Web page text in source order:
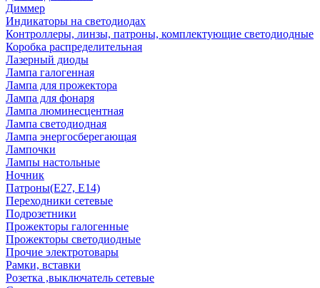
Диммер
Индикаторы на светодиодах
Контроллеры, линзы, патроны, комплектующие светодиодные
Коробка распределительная
Лазерный диоды
Лампа галогенная
Лампа для прожектора
Лампа для фонаря
Лампа люминесцентная
Лампа светодиодная
Лампа энергосберегающая
Лампочки
Лампы настольные
Ночник
Патроны(Е27, Е14)
Переходники сетевые
Подрозетники
Прожекторы галогенные
Прожекторы светодиодные
Прочие электротовары
Рамки, вставки
Розетка ,выключатель сетевые